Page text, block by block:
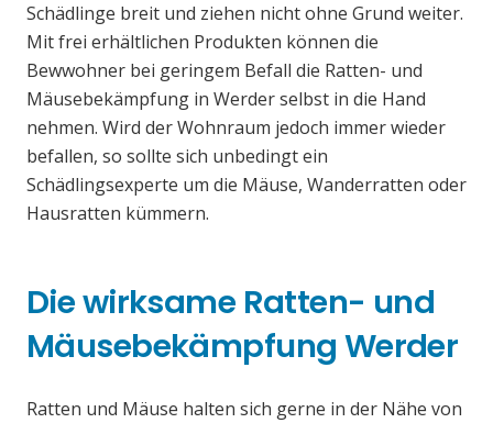
Schädlinge breit und ziehen nicht ohne Grund weiter.
Mit frei erhältlichen Produkten können die
Bewwohner bei geringem Befall die Ratten- und
Mäusebekämpfung in Werder selbst in die Hand
nehmen. Wird der Wohnraum jedoch immer wieder
befallen, so sollte sich unbedingt ein
Schädlingsexperte um die Mäuse, Wanderratten oder
Hausratten kümmern.
Die wirksame Ratten- und
Mäusebekämpfung Werder
Ratten und Mäuse halten sich gerne in der Nähe von